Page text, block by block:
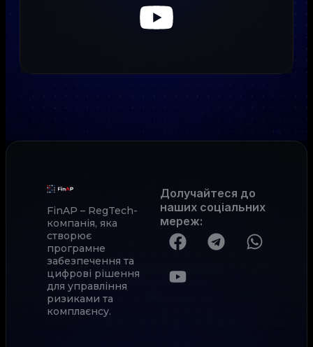
FinAP – RegTech-
компанія, яка
створює
програмне
забезпечення та
цифрові рішення
для управління
ризиками та
комплаєнсу.
Долучайтеся до
наших соціальних
мереж: